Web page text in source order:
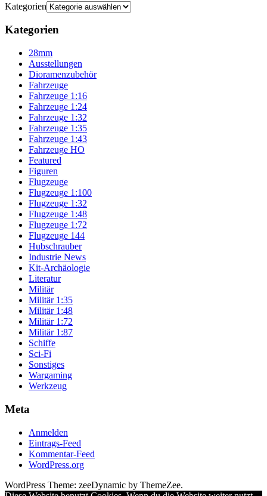
Kategorien
Kategorien
28mm
Ausstellungen
Dioramenzubehör
Fahrzeuge
Fahrzeuge 1:16
Fahrzeuge 1:24
Fahrzeuge 1:32
Fahrzeuge 1:35
Fahrzeuge 1:43
Fahrzeuge HO
Featured
Figuren
Flugzeuge
Flugzeuge 1:100
Flugzeuge 1:32
Flugzeuge 1:48
Flugzeuge 1:72
Flugzeuge 144
Hubschrauber
Industrie News
Kit-Archäologie
Literatur
Militär
Militär 1:35
Militär 1:48
Militär 1:72
Militär 1:87
Schiffe
Sci-Fi
Sonstiges
Wargaming
Werkzeug
Meta
Anmelden
Eintrags-Feed
Kommentar-Feed
WordPress.org
WordPress Theme: zeeDynamic by ThemeZee.